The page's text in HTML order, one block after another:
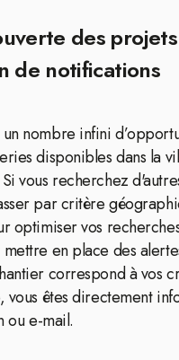
des
de notifications
nombre infini
disponibles dans la
vous recherchez
par critère
optimiser vos
en place des
correspond à vos
vous êtes directement
ou e-mail.